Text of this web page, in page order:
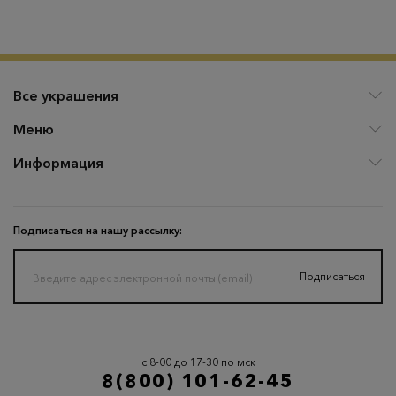
Подписаться на нашу рассылку:
Подписаться
Все украшения
Меню
Информация
с 8-00 до 17-30 по мск
8(800) 101-62-45